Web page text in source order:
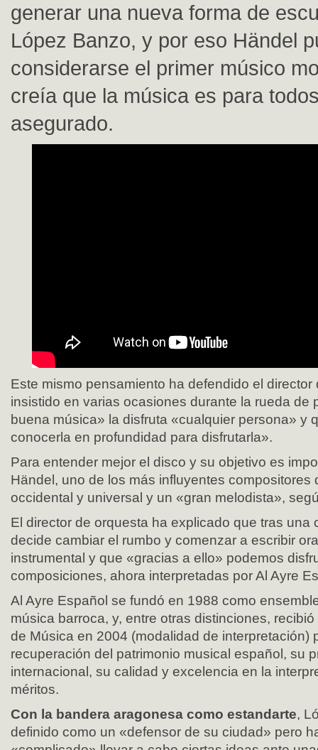
generar una nueva forma de
López Banzo, y por eso Händel
considerarse el primer músico
creía que la música es para
asegurado.
Este mismo pensamiento ha defendido el
insistido en varias ocasiones durante la rueda de
buena música» la disfruta «cualquier persona» y
conocerla en profundidad para disfrutarla».
Para entender mejor el disco y su objetivo es
Händel, uno de los más influyentes compositores
occidental y universal y un «gran melodista»,
El director de orquesta ha explicado que tras una
decide cambiar el rumbo y comenzar a escribir
instrumental y que «gracias a ello» podemos
composiciones, ahora interpretadas por Al Ayre
Al Ayre Español se fundó en 1988 como
música barroca, y, entre otras distinciones,
de Música en 2004 (modalidad de interpretación)
recuperación del patrimonio musical español, su
internacional, su calidad y excelencia en la
méritos.
Con la bandera aragonesa como estandarte,
definido como un «defensor de su ciudad» pero